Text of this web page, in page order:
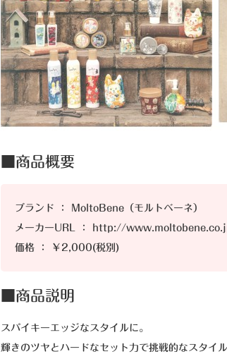
■商品概要
ブランド ： MoltoBene（モルトベーネ）
メーカーURL ： http://
価格 ： ￥2,000(税別)
■商品説明
スパイキーエッジなスタイルに。
輝きのツヤとハードなセット力で挑戦的なスタイ